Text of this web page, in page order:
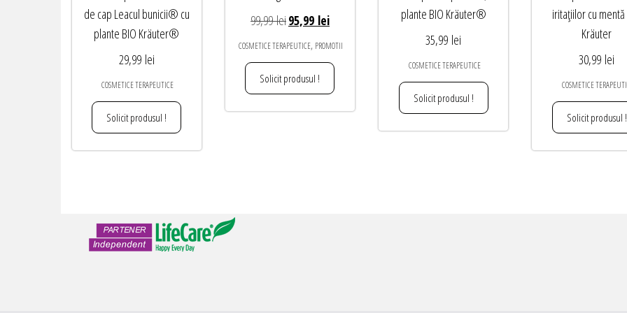
de cap Leacul bunicii® cu
plante BIO Kräuter®
29,99 lei
COSMETICE TERAPEUTICE
Solicit produsul !
99,99leiPrețul
inițial
a
fost:
99,99 lei.
95,99 leiPrețul
curent
este:
COSMETICE TERAPEUTICE, PROMOTII
Solicit produsul !
plante BIO Kräuter®
35,99 lei
COSMETICE TERAPEUTICE
Solicit produsul !
iritațiilor cu mentă
Kräuter
30,99 lei
COSMETICE
Solicit produsul !